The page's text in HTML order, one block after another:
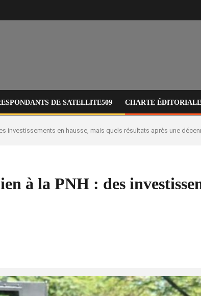
DE SATELLITE509 CHARTE ÉDITORIALE
investissements en hausse, mais quels résultats après une
à la PNH : des